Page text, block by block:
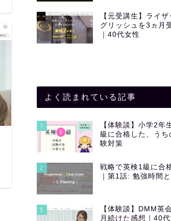
【元受講生】ライ
グリッシュを3ヵ月
｜40代女性
よく読まれている記事
1
【体験談】小学2年
級に合格した、うち
験対策
2
戦略で英検1級に合
｜第1話: 勉強時間
3
【体験談】DMM英
月続けた感想｜40